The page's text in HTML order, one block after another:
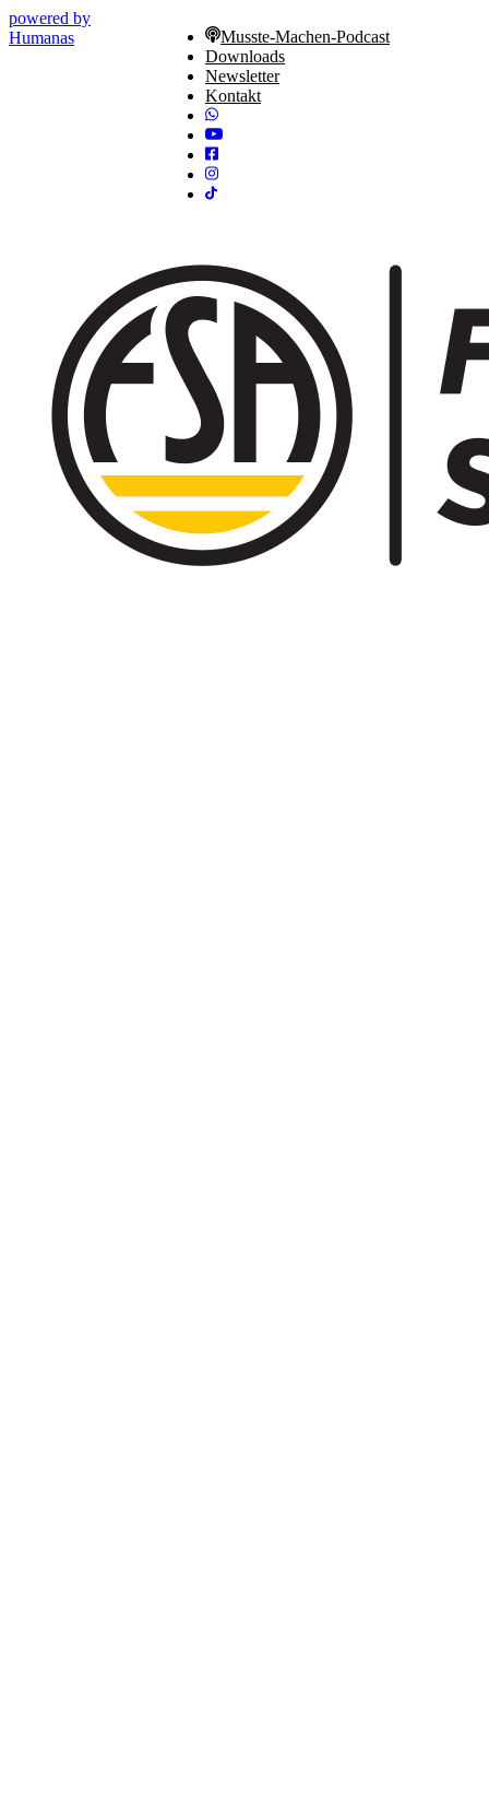
powered by
Humanas
Musste-Machen-Podcast
Downloads
Newsletter
Kontakt